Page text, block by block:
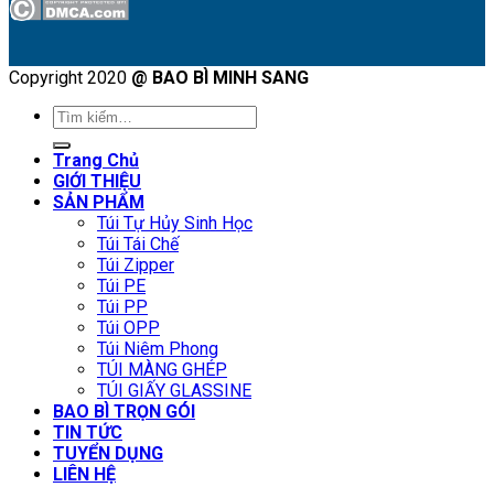
Copyright 2020 @ BAO BÌ MINH SANG
Tìm
Trang Chủ
GIỚI THIỆU
SẢN PHẨM
Túi Tự Hủy Sinh Học
Túi Tái Chế
Túi Zipper
Túi PE
Túi PP
Túi OPP
Túi Niêm Phong
TÚI MÀNG GHÉP
TÚI GIẤY GLASSINE
BAO BÌ TRỌN GÓI
TIN TỨC
TUYỂN DỤNG
LIÊN HỆ